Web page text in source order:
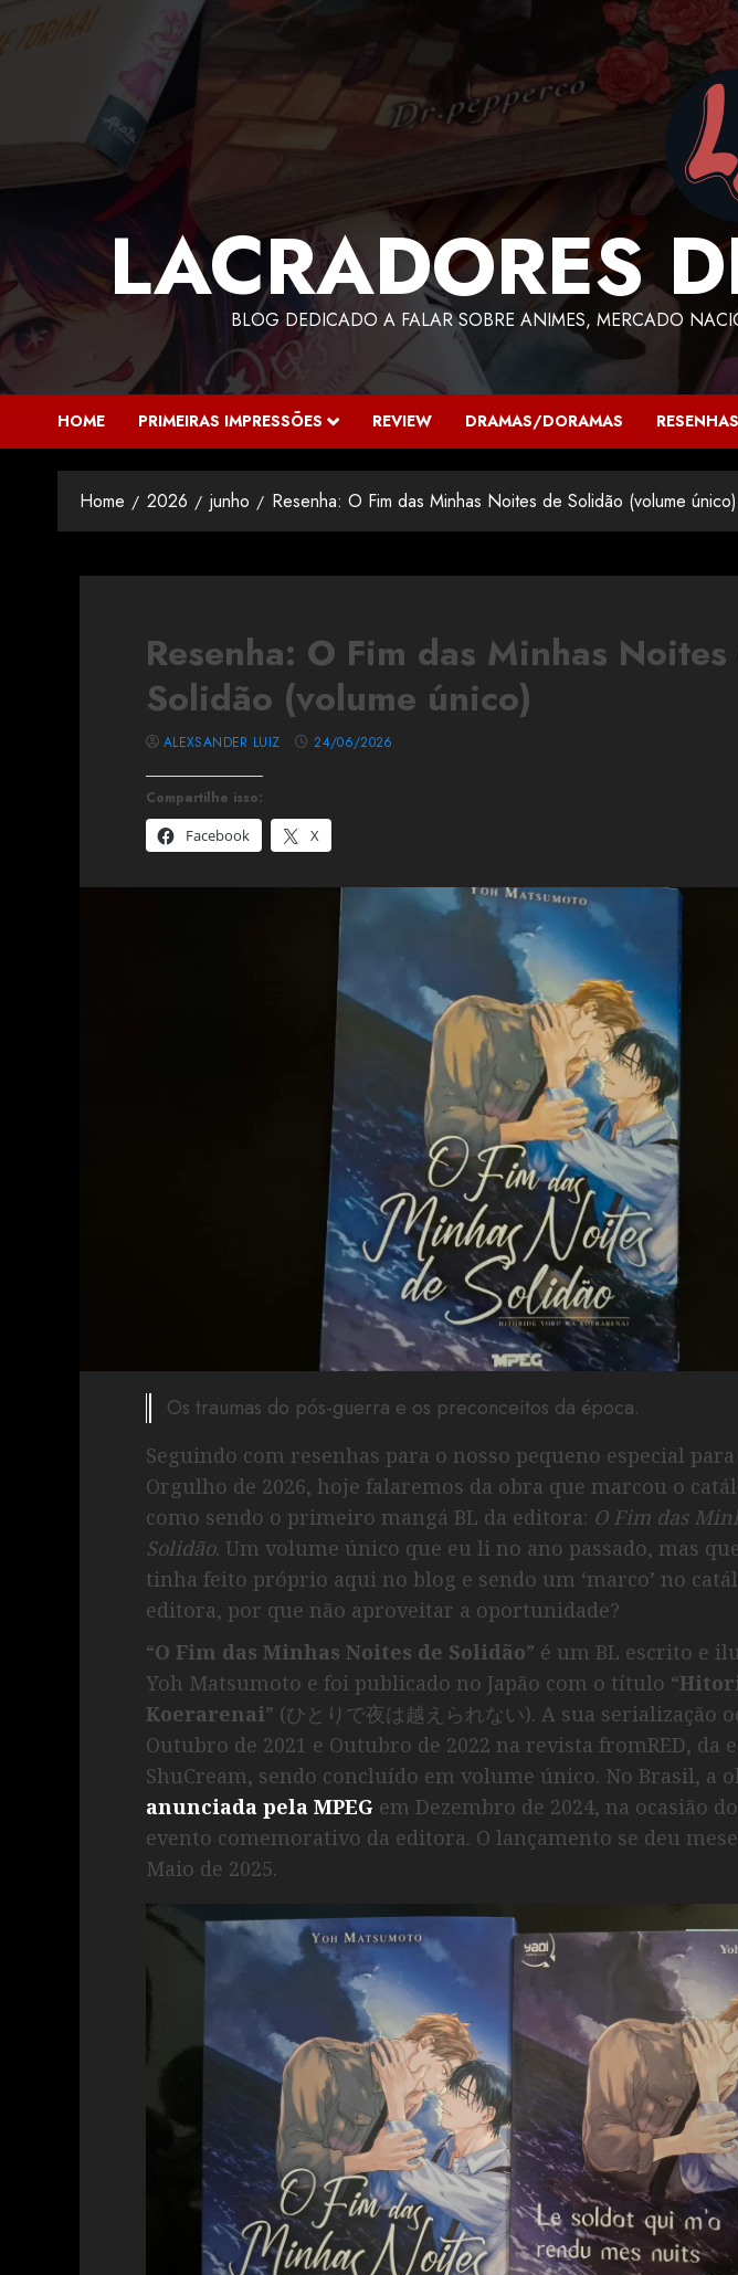
LACRADORES
BLOG DEDICADO A FALAR SOBRE ANIMES, MERCADO
HOME PRIMEIRAS IMPRESSÕES REVIEW DRAMAS/DORAMAS RESENHAS
Home 2026 junho Resenha: O Fim das Minhas Noites de Solidão (volume único)
Resenha: O Fim das Minhas
Solidão (volume único)
Compartilhe isso:
Facebook
X
ALEXSANDER LUIZ 24/06/2026
Os traumas do pós-guerra e os preconceitos da época.
Seguindo com resenhas para o nosso pequeno especial
Orgulho de 2026, hoje falaremos da obra que marcou o
como sendo o primeiro mangá BL da editora: O Fim das
Solidão. Um volume único que eu li no ano passado, mas
tinha feito próprio aqui no blog e sendo um ‘marco’ no
editora, por que não aproveitar a oportunidade?
“O Fim das Minhas Noites de Solidão” é um BL escrito e
Yoh Matsumoto e foi publicado no Japão com o título “
Koerarenai” (ひとりで夜は越えられない). A sua serialização
Outubro de 2021 e Outubro de 2022 na revista fromRED, da
ShuCream, sendo concluído em volume único. No Brasil, a
anunciada pela MPEG em Dezembro de 2024, na ocasião
evento comemorativo da editora. O lançamento se deu
Maio de 2025.